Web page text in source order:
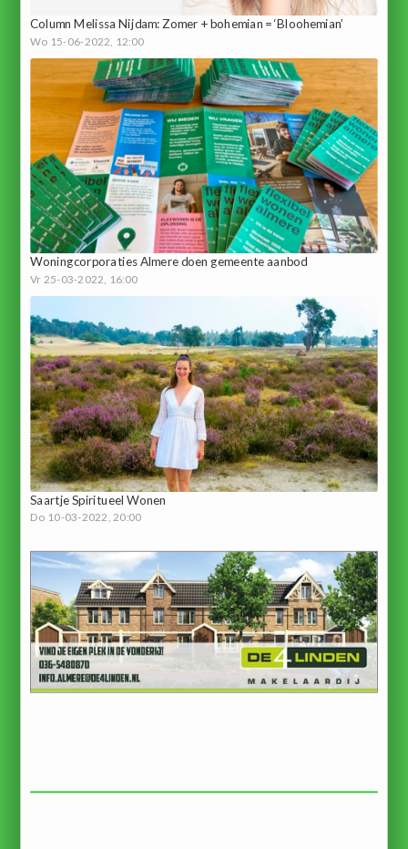
Column Melissa Nijdam: Zomer + bohemian = ‘Bloohemian’
Wo 15-06-2022, 12:00
Woningcorporaties Almere doen gemeente aanbod
Vr 25-03-2022, 16:00
Saartje Spiritueel Wonen
Do 10-03-2022, 20:00